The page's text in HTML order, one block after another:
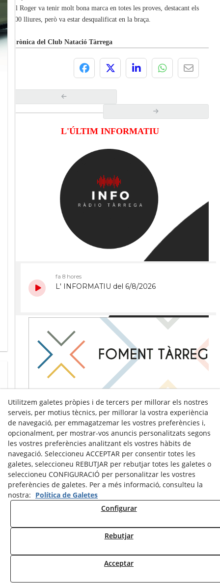
El Roger va tenir molt bona marca en totes les proves, destacant els
100 lliures, però va estar desqualificat en la braça.
Crònica del Club Natació Tàrrega
L'ÚLTIM INFORMATIU
Utilitzem galetes pròpies i de tercers per millorar els nostres
serveis, per motius tècnics, per millorar la vostra experiència
de navegació, per emmagatzemar les vostres preferències i,
opcionalment, per mostrar-vos anuncis personalitzats segons
les vostres preferències analitzant els vostres hàbits de
navegació. Seleccioneu ACCEPTAR per consentir totes les
galetes, seleccioneu REBUTJAR per rebutjar totes les galetes o
seleccioneu CONFIGURACIÓ per personalitzar les vostres
preferències de galetes. Per a més informació, consulteu la
nostra: Política de Galetes
Configurar
Rebutjar
Acceptar